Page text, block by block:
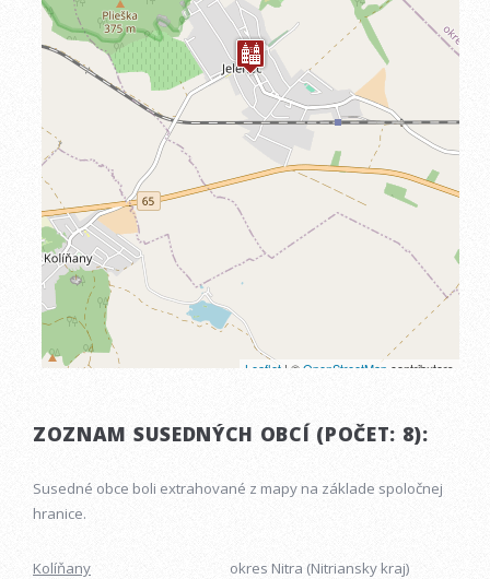
ZOZNAM SUSEDNÝCH OBCÍ (POČET: 8):
Susedné obce boli extrahované z mapy na základe spoločnej
hranice.
Kolíňany
okres Nitra (Nitriansky kraj)